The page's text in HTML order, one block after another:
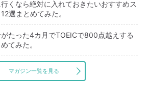
くなら絶対に入れておきたいおすすめス
選まとめてみた。
たった4カ月でTOEICで800点越えする
てみた。
マガジン一覧を見る